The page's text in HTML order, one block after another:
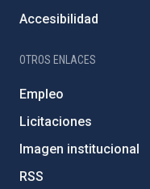
Accesibilidad
OTROS ENLACES
Empleo
Licitaciones
Imagen institucional
RSS